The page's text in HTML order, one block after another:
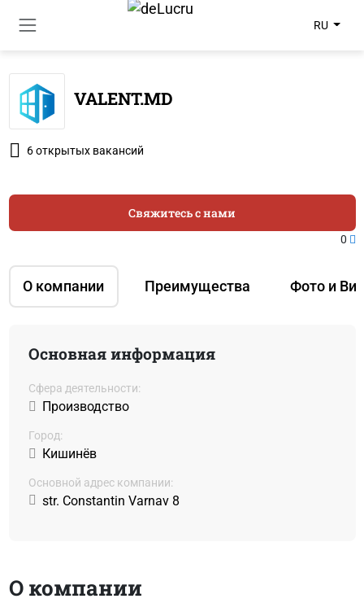
RU
VALENT.MD
6 открытых вакансий
О компании Преимущества Фото и
Свяжитесь с нами
0
Основная информация
Сфера деятельности:
Производство
Город:
Кишинёв
Основной адрес компании:
str. Constantin Varnav 8
О компании